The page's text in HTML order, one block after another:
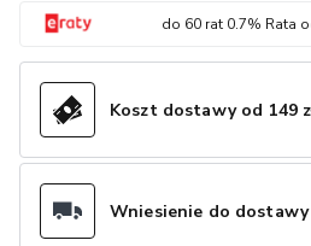
do 60 rat 0.7% Rata
Koszt dostawy od 149
Wniesienie do dostawy